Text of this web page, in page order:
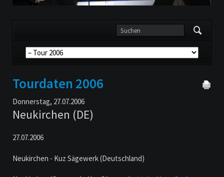
Navigation
überspringen
Tourdaten 2006
Donnerstag, 27.07.2006
Neukirchen (DE)
27.07.2006
Neukirchen - Kuz Sägewerk (Deutschland)